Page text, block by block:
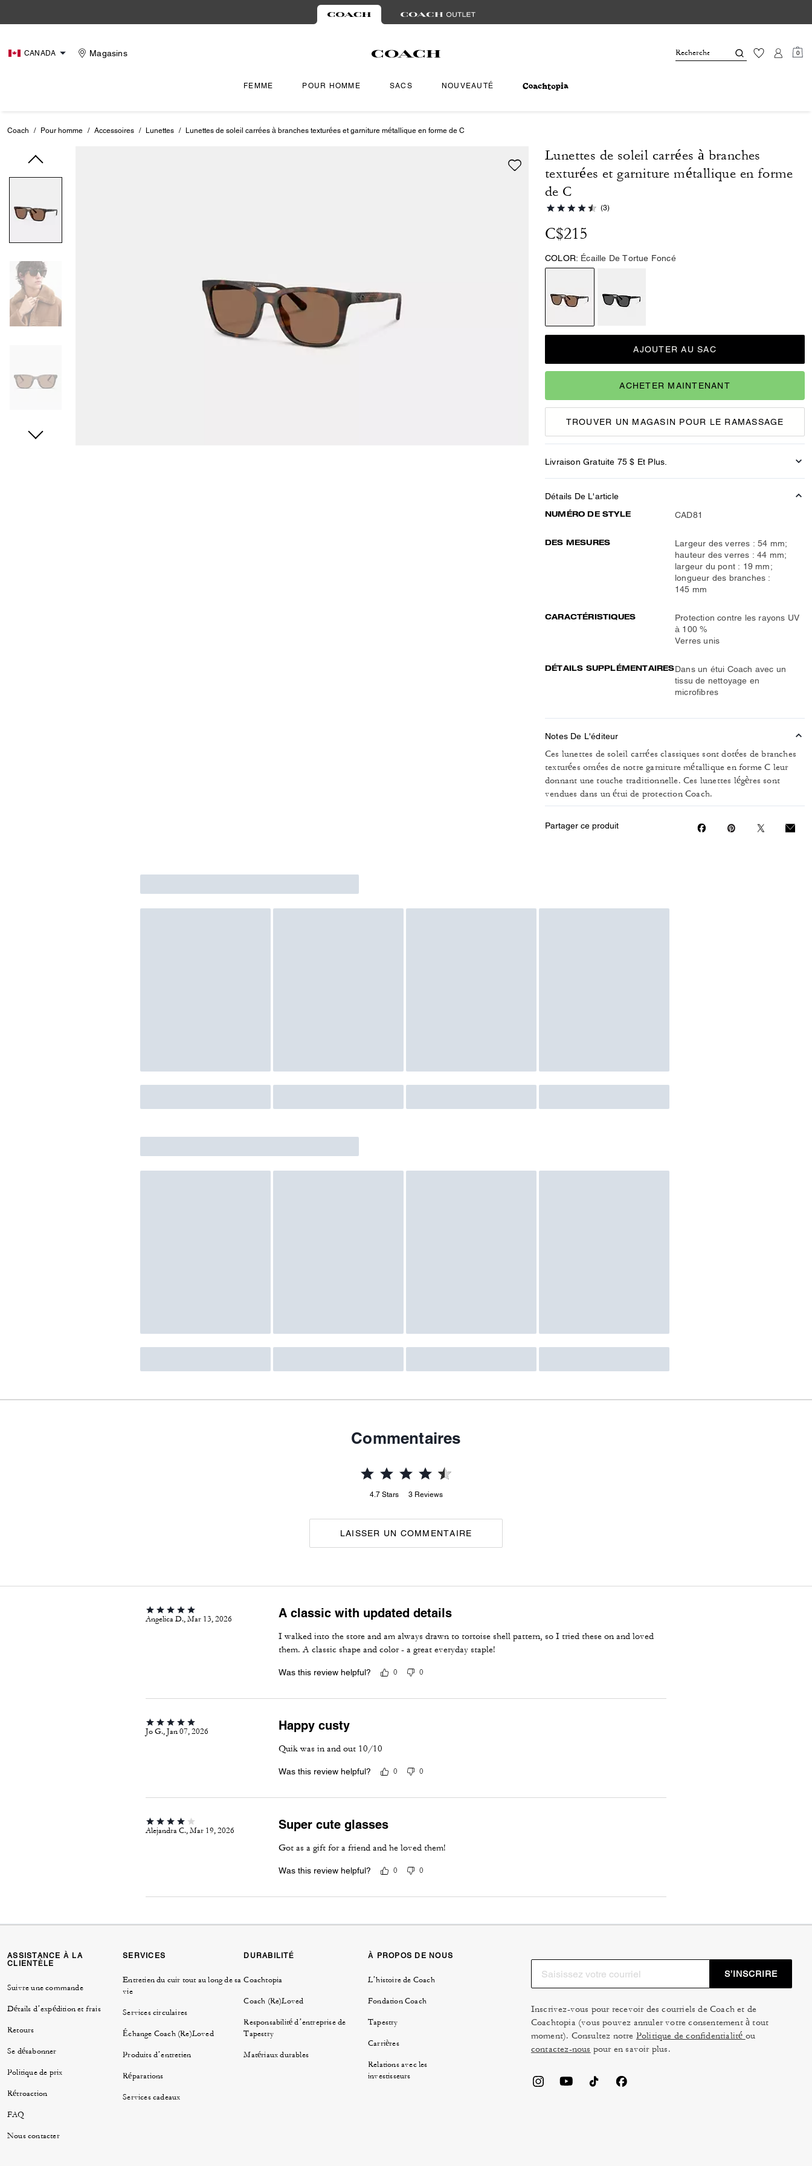
CANADA Magasins 0
FEMME POUR HOMME SACS NOUVEAUTÉ
Coach / Pour homme / Accessoires / Lunettes / Lunettes de soleil carrées à branches texturées et garniture métallique en forme de C
Lunettes de soleil carrées à branches
texturées et garniture métallique en forme
de C
(3)
C$215
COLOR: Écaille De Tortue Foncé
AJOUTER AU SAC
ACHETER MAINTENANT
TROUVER UN MAGASIN POUR LE RAMASSAGE
Livraison Gratuite 75 $ Et Plus.
Détails De L'article
NUMÉRO DE STYLE CAD81
DES MESURES
Largeur des verres : 54 mm;
hauteur des verres : 44 mm;
largeur du pont : 19 mm;
longueur des branches :
145 mm
CARACTÉRISTIQUES
Protection contre les rayons UV
à 100 %
Verres unis
DÉTAILS SUPPLÉMENTAIRESDans un étui Coach avec un
tissu de nettoyage en
microfibres
Notes De L'éditeur
Ces lunettes de soleil carrées classiques sont dotées de branches
texturées ornées de notre garniture métallique en forme C leur
donnant une touche traditionnelle. Ces lunettes légères sont
vendues dans un étui de protection Coach.
Partager ce produit
Commentaires
4.7 Stars 3 Reviews
LAISSER UN COMMENTAIRE
Angelica D., Mar 13, 2026 A classic with updated details
I walked into the store and am always drawn to tortoise shell pattern, so I tried these on and loved
them. A classic shape and color - a great everyday staple!
Was this review helpful? 0 0
Jo G., Jan 07, 2026 Happy custy
Quik was in and out 10/10
Was this review helpful? 0 0
Alejandra C., Mar 19, 2026 Super cute glasses
Got as a gift for a friend and he loved them!
Was this review helpful? 0 0
ASSISTANCE À LA
CLIENTÈLE
Suivre une commande
Détails d’expédition et frais
Retours
Se désabonner
Politique de prix
Rétroaction
FAQ
Nous contacter
SERVICES
Entretien du cuir tout au long de sa
vie
Services circulaires
Échange Coach (Re)Loved
Produits d’entretien
Réparations
Services cadeaux
DURABILITÉ
Coachtopia
Coach (Re)Loved
Responsabilité d’entreprise de
Tapestry
Matériaux durables
À PROPOS DE NOUS
L’histoire de Coach
Fondation Coach
Tapestry
Carrières
Relations avec les
investisseurs
S’INSCRIRE
Inscrivez-vous pour recevoir des courriels de Coach et de
Coachtopia (vous pouvez annuler votre consentement à tout
moment). Consultez notre Politique de confidentialité ou
contactez-nous pour en savoir plus.